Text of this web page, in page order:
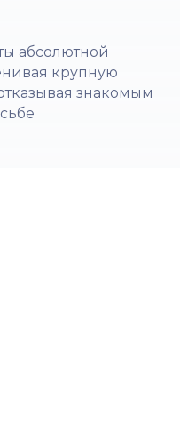
абсолютной
крупную
знакомым